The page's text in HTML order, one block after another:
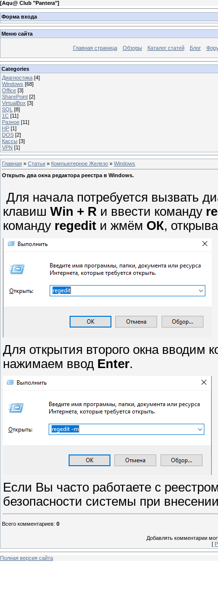
[Aqu@ Club "Pantera"]
Форма входа
Меню сайта
Главная страница Обзоры Каталог статей Блог
Categories
Диагностика [4]
Windows [68]
Office [3]
SharePoint [2]
VirtualBox [3]
SQL [8]
1C [11]
Разное [11]
HP [1]
DOS [2]
Кассы [3]
VPN [1]
Главная » Статьи » Компьютерное Железо » Windows
Открыть два окна редактора реестра в Windows.
Для начала потребуется вызвать
клавиш Win + R и ввести команду
команду regedit и жмём ОК,
Для открытия второго окна вводим
нажимаем ввод Enter.
Если Вы часто работаете с
безопасности системы при
Всего комментариев: 0
Добавлять комментарии
[
Полная версия сайта